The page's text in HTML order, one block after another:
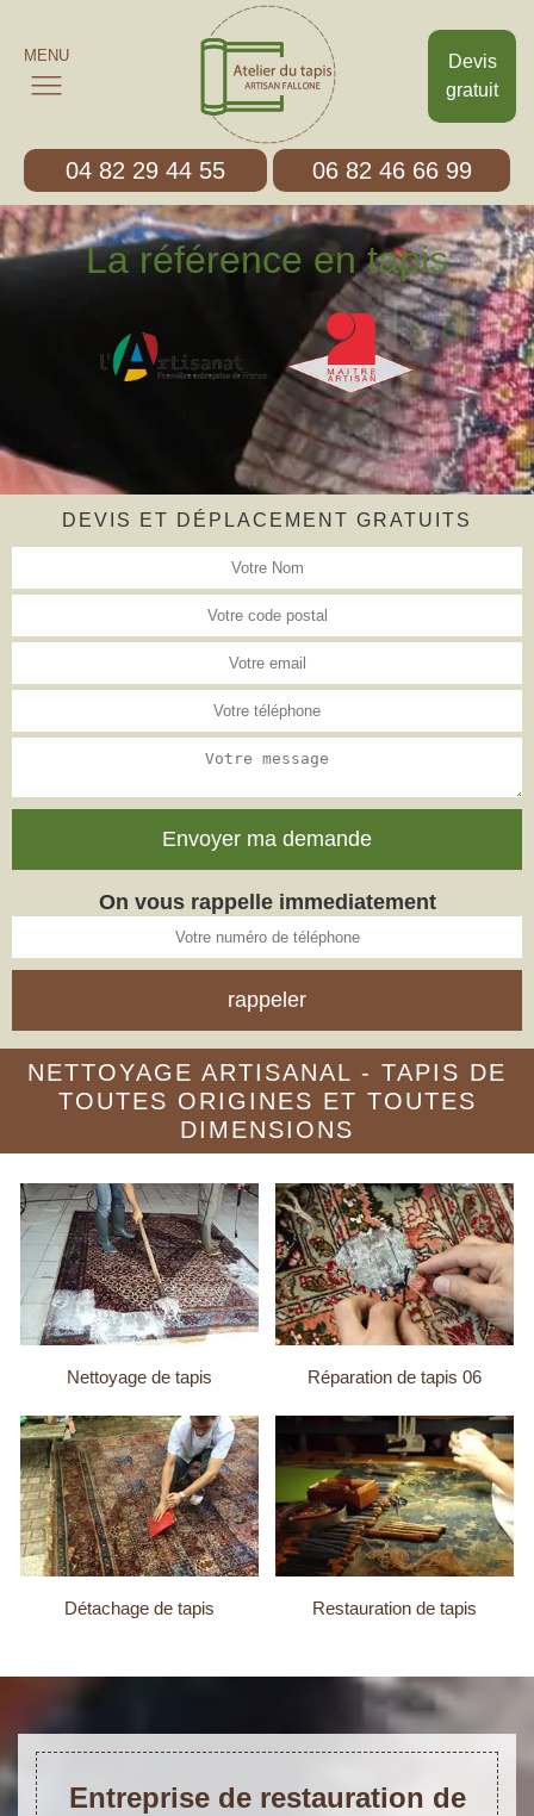
Devis
gratuit
MENU
04 82 29 44 55 06 82 46 66 99
La référence en tapis
DEVIS ET DÉPLACEMENT GRATUITS
On vous rappelle immediatement
NETTOYAGE ARTISANAL - TAPIS DE
TOUTES ORIGINES ET TOUTES
DIMENSIONS
Nettoyage de tapis Réparation de tapis 06
Détachage de tapis Restauration de tapis
Entreprise de restauration de